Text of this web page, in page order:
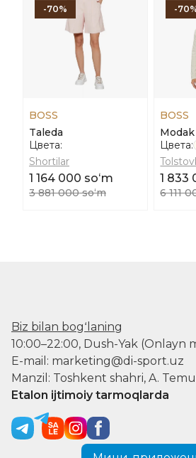
-70%
BOSS
Taleda
Цвета:
Shortilar
1 164 000 soʻm
3 881 000 soʻm
-
BOSS
Modak
Цвета:
1 833
6 111
Biz bilan bogʻlaning
10:00–22:00, Dush-Yak (Onlayn
E-mail: marketing@di-sport.uz
Manzil: Toshkent shahri, A.
Etalon ijtimoiy tarmoqlarda